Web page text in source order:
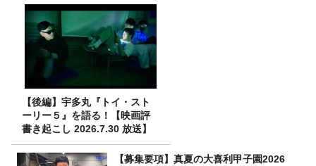
【後編】宇多丸『トイ・スト
ーリー５』を語る！【映画評
書き起こし 2026.7.30 放送】
【募集要項】真夏の大喜利甲子園2026